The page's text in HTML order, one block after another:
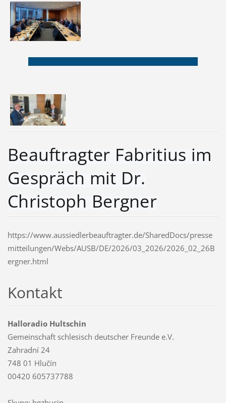
Beauftragter Fabritius im
Gespräch mit Dr.
Christoph Bergner
https://www.aussiedlerbeauftragter.de/SharedDocs/presse
mitteilungen/Webs/AUSB/DE/2026/03_2026/2026_02_26B
ergner.html
Kontakt
Halloradio Hultschin
Gemeinschaft schlesisch deutscher Freunde e.V.
Zahradní 24
748 01 Hlučín
00420 605737788